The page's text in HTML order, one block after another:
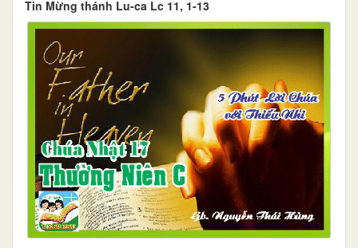
Tin Mừng thánh Lu-ca Lc 11, 1-13